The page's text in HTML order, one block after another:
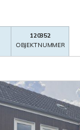
120352
OBJEKTNUMMER